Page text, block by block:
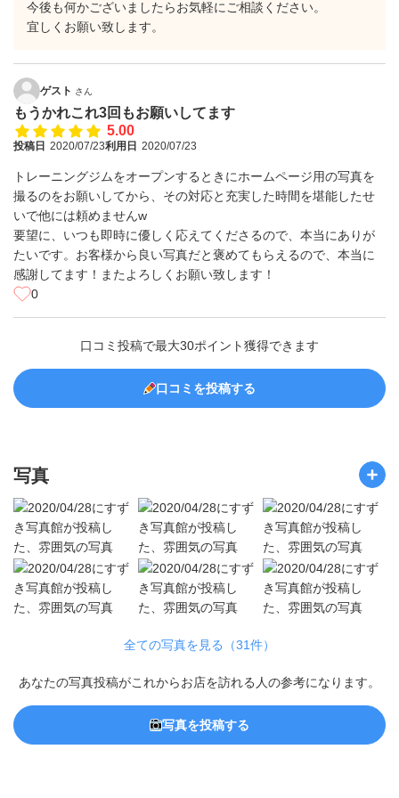
今後も何かございましたらお気軽にご相談ください。
宜しくお願い致します。
ゲスト さん
もうかれこれ3回もお願いしてます
5.00
投稿日 2020/07/23利用日 2020/07/23
トレーニングジムをオープンするときにホームページ用の写真を
撮るのをお願いしてから、その対応と充実した時間を堪能したせ
いで他には頼めませんw
要望に、いつも即時に優しく応えてくださるので、本当にありが
たいです。お客様から良い写真だと褒めてもらえるので、本当に
感謝してます！またよろしくお願い致します！
0
口コミ投稿で最大30ポイント獲得できます
口コミを投稿する
写真
全ての写真を見る（31件）
あなたの写真投稿がこれからお店を訪れる人の参考になります。
写真を投稿する